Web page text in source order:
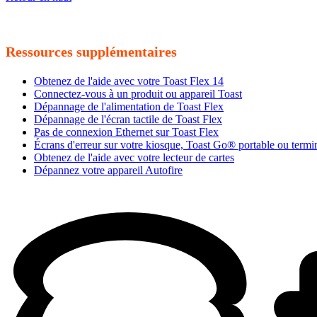
Ressources supplémentaires
Obtenez de l'aide avec votre Toast Flex 14
Connectez-vous à un produit ou appareil Toast
Dépannage de l'alimentation de Toast Flex
Dépannage de l'écran tactile de Toast Flex
Pas de connexion Ethernet sur Toast Flex
Écrans d'erreur sur votre kiosque, Toast Go® portable ou
Obtenez de l'aide avec votre lecteur de cartes
Dépannez votre appareil Autofire